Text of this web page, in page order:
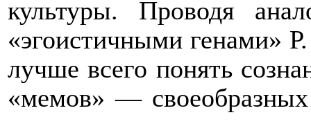
культуры. Проводя
«эгоистичными генами»
лучше всего понять
«мемов» —